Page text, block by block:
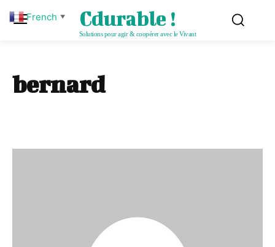
Cdurable !
Solutions pour agir & coopérer avec le Vivant
bernard
French ▼